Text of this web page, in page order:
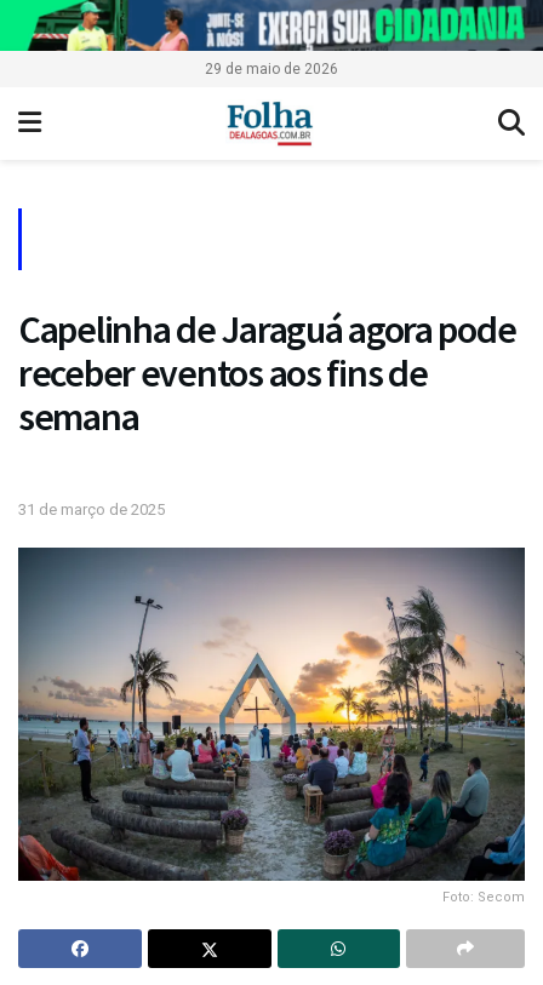
29 de maio de 2026
Capelinha de Jaraguá agora pode
receber eventos aos fins de
semana
31 de março de 2025
Foto: Secom